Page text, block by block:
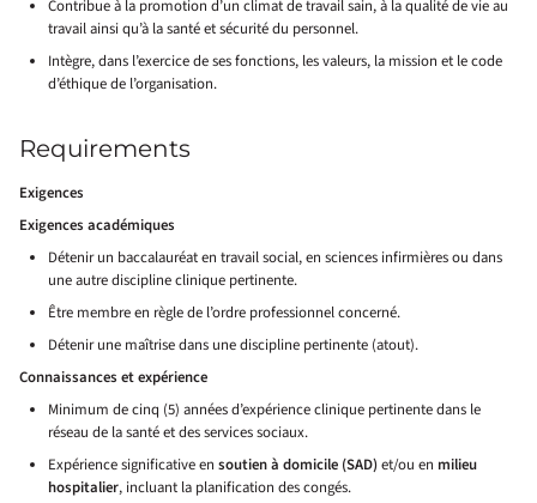
Contribue à la promotion d’un climat de travail sain, à la qualité de vie au
travail ainsi qu’à la santé et sécurité du personnel.
Intègre, dans l’exercice de ses fonctions, les valeurs, la mission et le code
d’éthique de l’organisation.
Requirements
Exigences
Exigences académiques
Détenir un baccalauréat en travail social, en sciences infirmières ou dans
une autre discipline clinique pertinente.
Être membre en règle de l’ordre professionnel concerné.
Détenir une maîtrise dans une discipline pertinente (atout).
Connaissances et expérience
Minimum de cinq (5) années d’expérience clinique pertinente dans le
réseau de la santé et des services sociaux.
Expérience significative en soutien à domicile (SAD)et/ou en milieu
hospitalier, incluant la planification des congés.